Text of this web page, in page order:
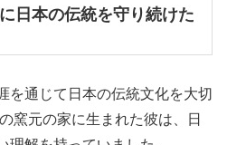
日本の伝統を守り続けた
を通じて日本の伝統文化を大切
窯元の家に生まれた彼は、日